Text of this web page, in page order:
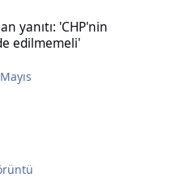
yanıtı: 'CHP'nin
edilmemeli'